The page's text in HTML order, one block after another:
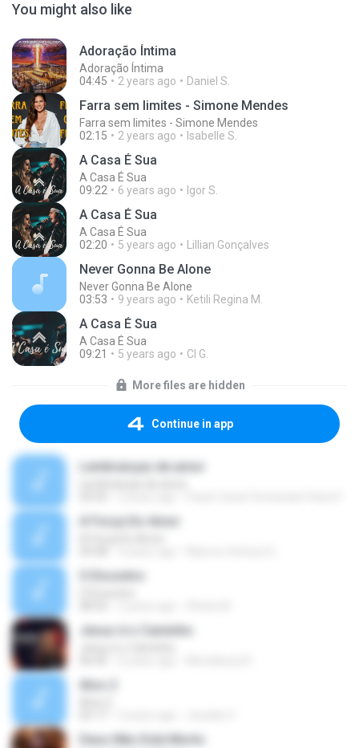
You might also like
Adoração Íntima
Adoração Íntima
04:45
2 years ago Daniel S.
Farra sem limites - Simone Mendes
Farra sem limites - Simone Mendes
02:15
2 years ago Isabelle S.
A Casa É Sua
A Casa É Sua
09:22
6 years ago Igor S.
A Casa É Sua
A Casa É Sua
02:20
5 years ago Lillian Gonçalves
Never Gonna Be Alone
Never Gonna Be Alone
03:53
9 years ago Ketili Regina M.
A Casa É Sua
A Casa É Sua
09:21
5 years ago Cl G.
More files are hidden
Continue in app
Lembranças de amor
A Força Do Amor
O Encontro
Jesus é o Caminho
Atos 2
Deus Não Está Morto